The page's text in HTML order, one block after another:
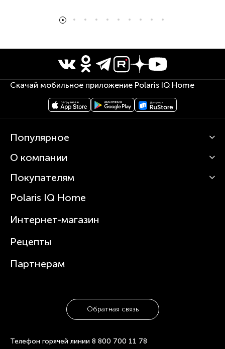
Скачай мобильное приложение Polaris IQ Home
Популярное
Кофемашины
Вертикальные пылесосы
Зубные щетки и ирригаторы
Увлажнители
Посуда
О компании
О Polaris
Статьи
Покупателям
Сервисные центры
Где купить
Polaris IQ Home
Интернет-магазин
Рецепты
Партнерам
Обратная связь
Телефон горячей линии 8 800 700 11 78